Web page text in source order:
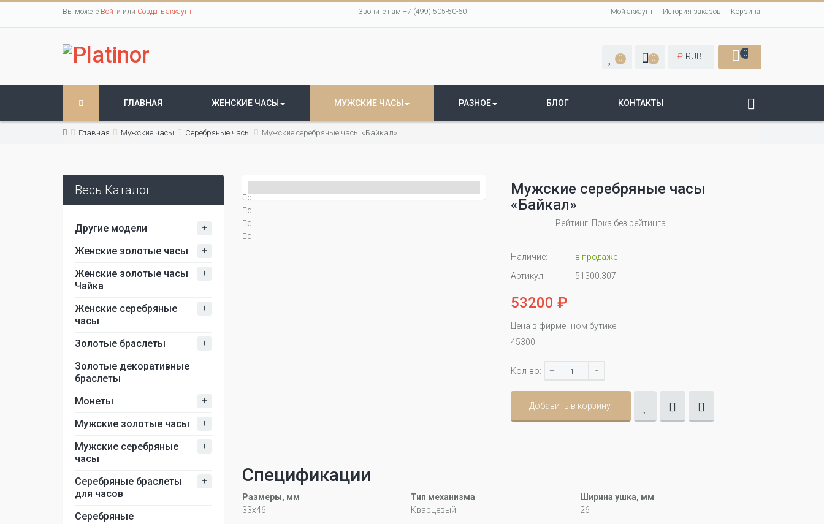
Вы можете Войти или Создать аккаунт Звоните нам +7 (499) 505-50-60 Мой аккаунт История заказов Корзина
0 0 ₽ RUB 0
ГЛАВНАЯ ЖЕНСКИЕ ЧАСЫ МУЖСКИЕ ЧАСЫ РАЗНОЕ БЛОГ КОНТАКТЫ
Главная Мужские часы Серебряные часы Мужские серебряные часы «Байкал»
Весь Каталог
Другие модели +
Женские золотые часы +
Женские золотые часы
Чайка
+
Женские серебряные
часы
+
Золотые браслеты +
Золотые декоративные
браслеты
Монеты
+
Мужские золотые часы +
Мужские серебряные
часы
+
Серебряные браслеты
для часов
+
Серебряные
d
d
d
d
Мужские серебряные часы
«Байкал»
Рейтинг: Пока без рейтинга
Наличие:
в продаже
Артикул:
51300.307
53200 ₽
Цена в фирменном бутике:
45300
Кол-во: + -
Добавить в корзину
Спецификации
Размеры, мм
33х46
Тип механизма
Кварцевый
Ширина ушка, мм
26